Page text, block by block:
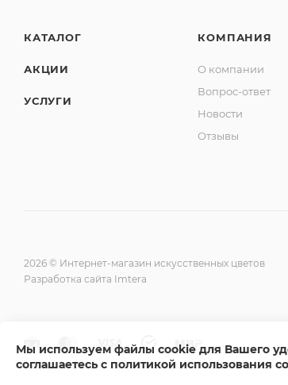
КАТАЛОГ
АКЦИИ
УСЛУГИ
КОМПАНИЯ
О компании
Вопрос-ответ
Новости
Отзывы
2026 © Интернет-магазин искусственных цветов
Разработка сайта Imtera
Мы используем файлы cookie для Вашего
соглашаетесь с политикой использования